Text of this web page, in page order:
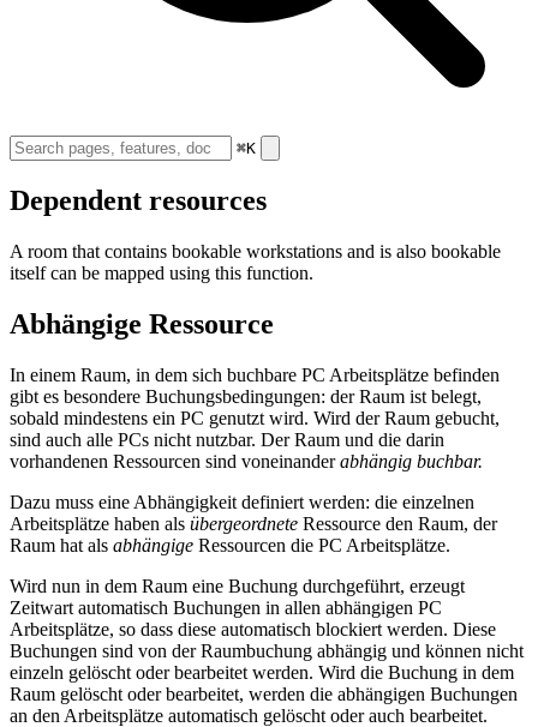
⌘K
Dependent resources
A room that contains bookable workstations and is also bookable
itself can be mapped using this function.
Abhängige Ressource
In einem Raum, in dem sich buchbare PC Arbeitsplätze befinden
gibt es besondere Buchungsbedingungen: der Raum ist belegt,
sobald mindestens ein PC genutzt wird. Wird der Raum gebucht,
sind auch alle PCs nicht nutzbar. Der Raum und die darin
vorhandenen Ressourcen sind voneinanderabhängig buchbar.
Dazu muss eine Abhängigkeit definiert werden: die einzelnen
Arbeitsplätze haben als übergeordnete Ressource den Raum, der
Raum hat als abhängige Ressourcen die PC Arbeitsplätze.
Wird nun in dem Raum eine Buchung durchgeführt, erzeugt
Zeitwart automatisch Buchungen in allen abhängigen PC
Arbeitsplätze, so dass diese automatisch blockiert werden. Diese
Buchungen sind von der Raumbuchung abhängig und können nicht
einzeln gelöscht oder bearbeitet werden. Wird die Buchung in dem
Raum gelöscht oder bearbeitet, werden die abhängigen Buchungen
an den Arbeitsplätze automatisch gelöscht oder auch bearbeitet.